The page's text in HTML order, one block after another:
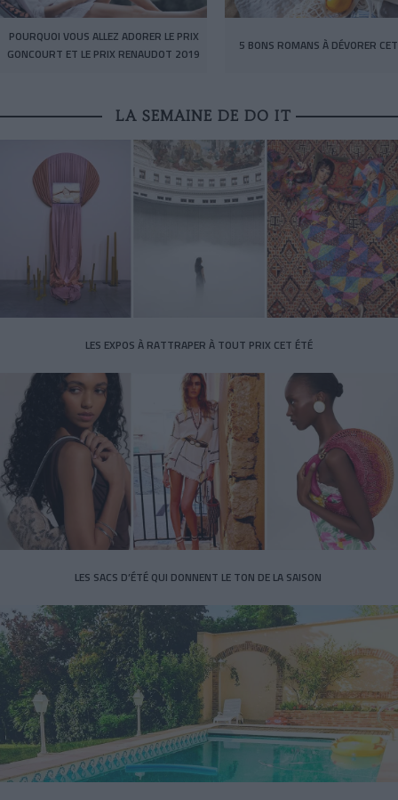
POURQUOI VOUS ALLEZ ADORER LE PRIX
GONCOURT ET LE PRIX RENAUDOT 2019
5 BONS ROMANS À DÉVORER
LA SEMAINE DE DO IT
LES EXPOS À RATTRAPER À TOUT PRIX CET ÉTÉ
LES SACS D’ÉTÉ QUI DONNENT LE TON DE LA SAISON